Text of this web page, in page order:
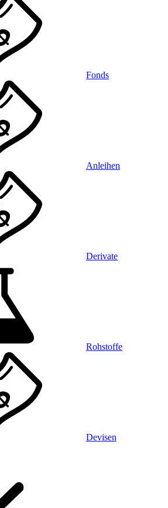
Fonds
Anleihen
Derivate
Rohstoffe
Devisen